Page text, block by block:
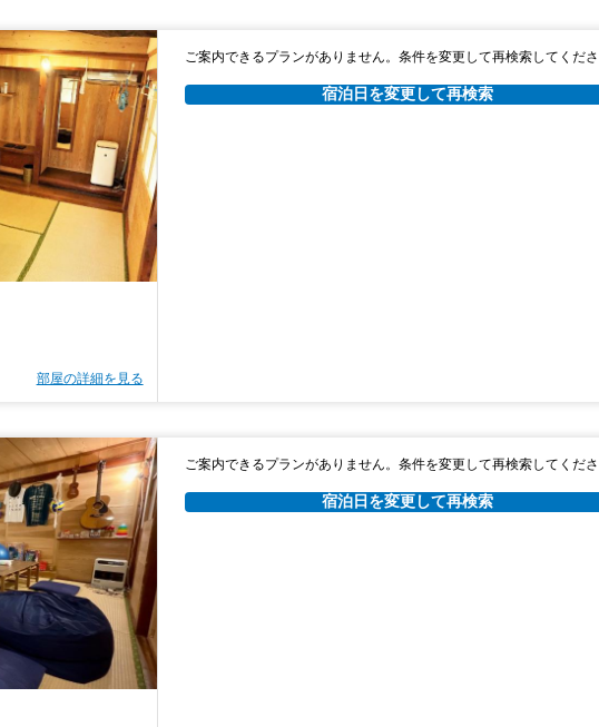
部屋の詳細を見る
ご案内できるプランがありません。条件を変更して再検索してくださ
宿泊日を変更して再検索
ご案内できるプランがありません。条件を変更して再検索してくださ
宿泊日を変更して再検索